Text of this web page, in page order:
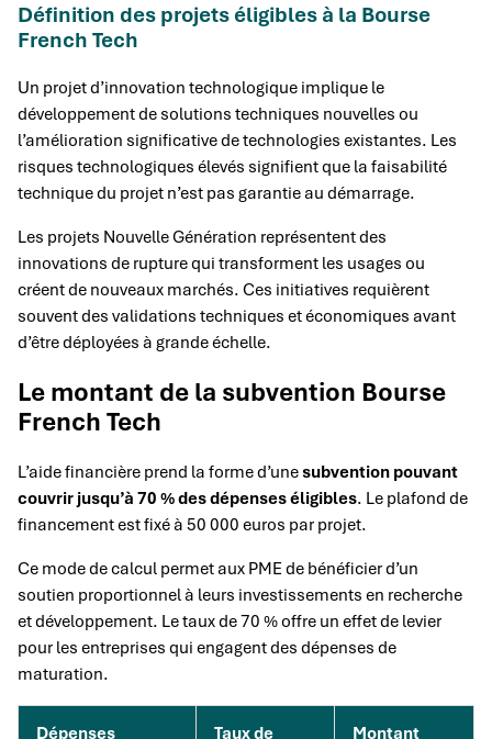
Définition des projets éligibles à la Bourse
French Tech
Un projet d’innovation technologique implique le
développement de solutions techniques nouvelles ou
l’amélioration significative de technologies existantes. Les
risques technologiques élevés signifient que la faisabilité
technique du projet n’est pas garantie au démarrage.
Les projets Nouvelle Génération représentent des
innovations de rupture qui transforment les usages ou
créent de nouveaux marchés. Ces initiatives requièrent
souvent des validations techniques et économiques avant
d’être déployées à grande échelle.
Le montant de la subvention Bourse
French Tech
L’aide financière prend la forme d’unesubvention pouvant
couvrir jusqu’à 70 % des dépenses éligibles. Le plafond de
financement est fixé à 50 000 euros par projet.
Ce mode de calcul permet aux PME de bénéficier d’un
soutien proportionnel à leurs investissements en recherche
et développement. Le taux de 70 % offre un effet de levier
pour les entreprises qui engagent des dépenses de
maturation.
Dépenses Taux de Montant